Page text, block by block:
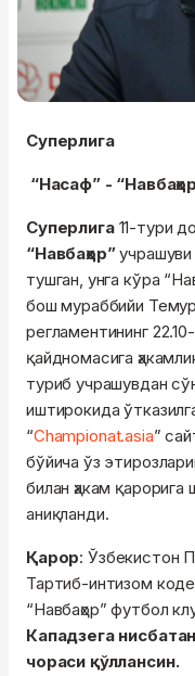
Суперлига
“Насаф” -
Суперлига 11-тури
“Навбаҳор”учрашуви
тушган, унга кўра
бош мураббийи
регламентининг
қайдномасига
туриб учрашувдан
иштирокида
“Championat.asia”
бўйича ўз
билан ҳакам
аниқланди.
Қарор: Ўзбекистон
Тартиб-интизом
“Навбаҳор” футбол
Кападзега
чораси қўллансин.